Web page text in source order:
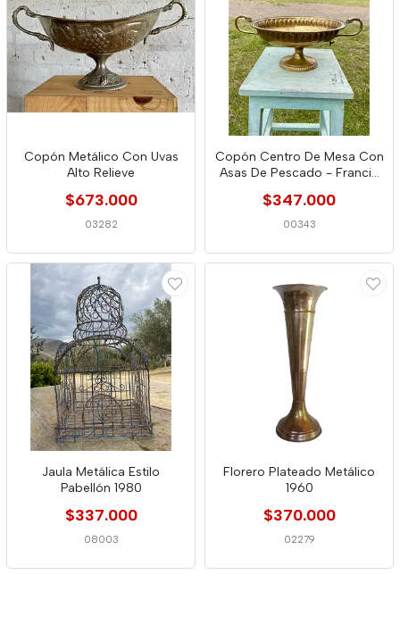
Copón Metálico Con Uvas
Alto Relieve
$673.000
03282
Copón Centro De Mesa Con
Asas De Pescado - Francia
$347.000
00343
Jaula Metálica Estilo
Pabellón 1980
$337.000
08003
Florero Plateado Metálico
1960
$370.000
02279